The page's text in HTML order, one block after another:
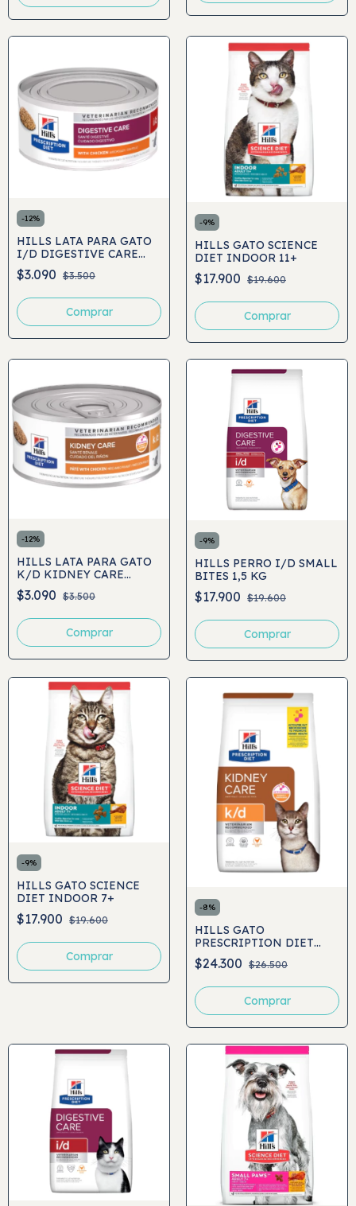
-12%
HILLS LATA PARA GATO
I/D DIGESTIVE CARE
156GR
$3.090 $3.500
-9%
HILLS GATO SCIENCE
DIET INDOOR 11+
$17.900 $19.600
Comprar
-12%
HILLS LATA PARA GATO
K/D KIDNEY CARE
156GR
$3.090 $3.500
-9%
HILLS PERRO I/D SMALL
BITES 1,5 KG
$17.900 $19.600
-9%
HILLS GATO SCIENCE
DIET INDOOR 7+
$17.900 $19.600
Comprar
-8%
HILLS GATO
PRESCRIPTION DIET
K/D KIDNEY CARE
$24.300 $26.500
Comprar